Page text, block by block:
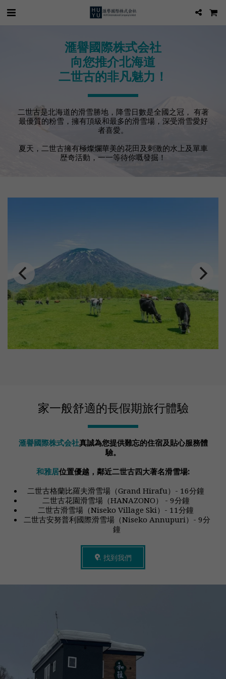
滙譽國際株式会社
向您推介北海道
二世古的非凡魅力！
二世古是北海道的滑雪勝地，降雪日數是全國之冠， 有著
最優質的粉雪，擁有頂級和最多的滑雪場，深受滑雪愛好
者喜愛。
夏天，二世古擁有極燦爛華美的花田及刺激的水上及單車
歴奇活動，一一等待你嘅發掘！
家一般舒適的長假期旅行體驗
滙譽國際株式会社真誠為您提供難忘的住宿及貼心服務體
驗。
和雅居位置優越，鄰近二世古四大著名滑雪場:
二世古格蘭比羅夫滑雪場（Grand Hirafu）- 16分鐘
二世古花園滑雪場（HANAZONO） - 9分鐘
二世古滑雪場（Niseko Village Ski）- 11分鐘
二世古安努普利國際滑雪場（Niseko Annupuri）- 9分
鐘
找到我們